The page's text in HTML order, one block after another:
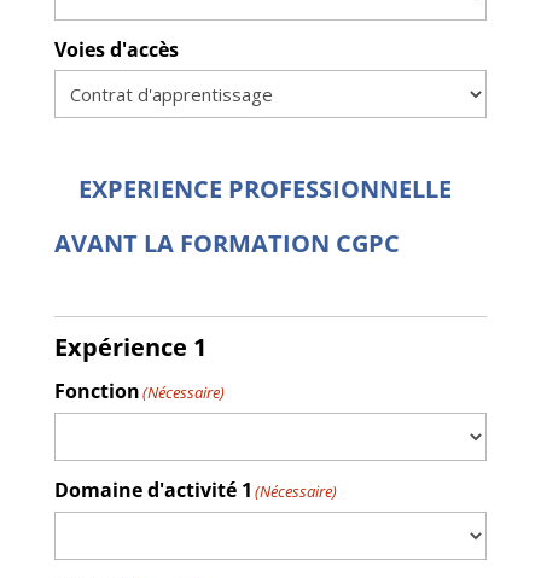
Voies d'accès
EXPERIENCE PROFESSIONNELLE
AVANT LA FORMATION CGPC
Expérience 1
Fonction(Nécessaire)
Domaine d'activité 1 (Nécessaire)